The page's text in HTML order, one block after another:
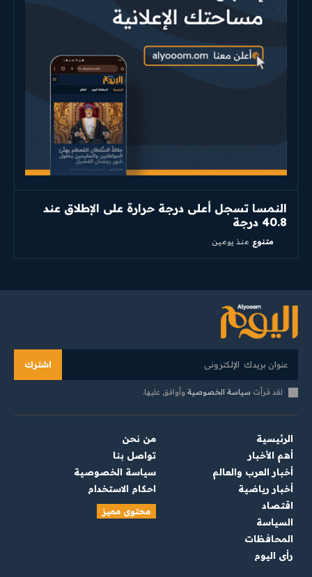
النمسا تسجل أعلى درجة حرارة على الإطلاق عند
40.8 درجة
متنوع منذ يومين
اشترك
لقد قرأت سياسة الخصوصية وأوافق عليها.
الرئيسية
أهم الأخبار
أخبار العرب والعالم
أخبار رياضية
اقتصاد
السياسة
المحافظات
رأي اليوم
من نحن
تواصل بنا
سياسة الخصوصية
احكام الاستخدام
محتوى مميز